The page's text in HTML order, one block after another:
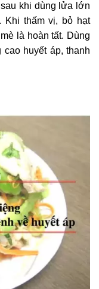
khi dùng lửa lớn
Khi thấm vị, bỏ hạt
là hoàn tất. Dùng
huyết áp, thanh